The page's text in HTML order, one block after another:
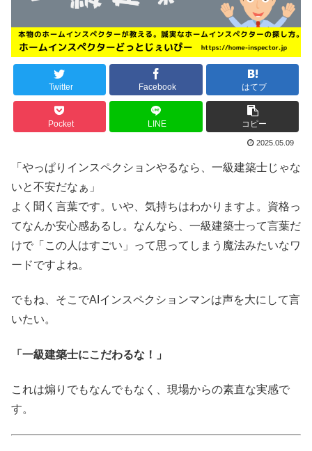
Twitter Facebook はてブ
Pocket LINE コピー
2025.05.09
「やっぱりインスペクションやるなら、一級建築士じゃな
いと不安だなぁ」
よく聞く言葉です。いや、気持ちはわかりますよ。資格っ
てなんか安心感あるし。なんなら、一級建築士って言葉だ
けで「この人はすごい」って思ってしまう魔法みたいなワ
ードですよね。
でもね、そこでAIインスペクションマンは声を大にして言
いたい。
「一級建築士にこだわるな！」
これは煽りでもなんでもなく、現場からの素直な実感で
す。